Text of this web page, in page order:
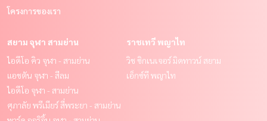
โครงการของเรา
สยาม จุฬา สามย่าน
ไอดีโอ คิว จุฬา - สามย่าน
แอชตัน จุฬา - สีลม
ไอดีโอ จุฬา - สามย่าน
ศุภาลัย พรีเมียร์ สี่พระยา - สามย่าน
ราชเทวี พญาไท
วิช ซิกเนเจอร์ มิดทาวน์ สยาม
เอ็กซ์ที พญาไท